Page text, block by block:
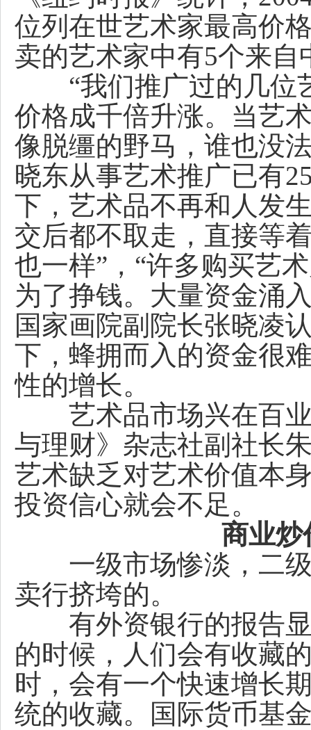
位列在世艺术家最高价
卖的艺术家中有5个来自
“我们推广过的几位
价格成千倍升涨。当艺
像脱缰的野马，谁也没
晓东从事艺术推广已有
下，艺术品不再和人发
交后都不取走，直接等
也一样”，“许多购买艺
为了挣钱。大量资金涌
国家画院副院长张晓凌
下，蜂拥而入的资金很
性的增长。
艺术品市场兴在百业
与理财》杂志社副社长
艺术缺乏对艺术价值本
投资信心就会不足。
商业炒
一级市场惨淡，二级
卖行挤垮的。
有外资银行的报告显
的时候，人们会有收藏
时，会有一个快速增长
统的收藏。国际货币基